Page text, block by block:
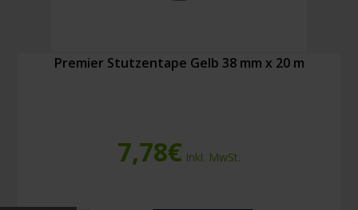
Premier Stutzentape Gelb 38 mm x 20 m
7,78€ Inkl. MwSt.